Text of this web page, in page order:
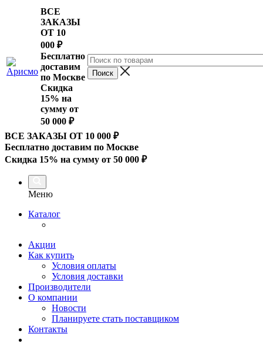
ВСЕ
ЗАКАЗЫ
ОТ 10
000 ₽
Бесплатно
доставим
по Москве
Скидка
15% на
сумму от
50 000 ₽
ВСЕ ЗАКАЗЫ ОТ 10 000 ₽
Бесплатно доставим по Москве
Скидка 15% на сумму от 50 000 ₽
Меню
Каталог
Акции
Как купить
Условия оплаты
Условия доставки
Производители
О компании
Новости
Планируете стать поставщиком
Контакты